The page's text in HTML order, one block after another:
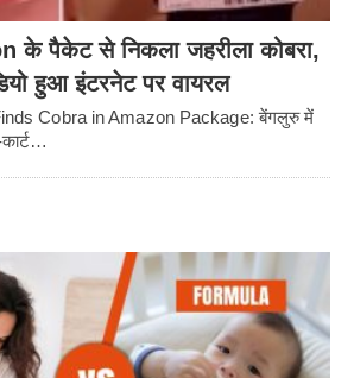
के पैकेट से निकला जहरीला कोबरा,
हुआ इंटरनेट पर वायरल
Cobra in Amazon Package: बेंगलुरु में